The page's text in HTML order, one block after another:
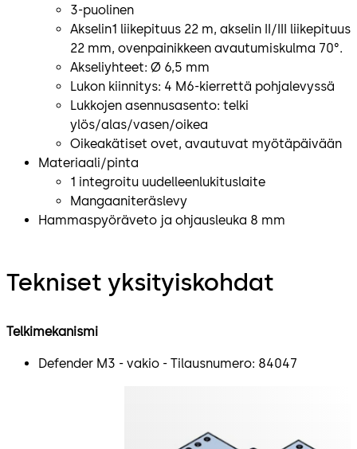
3-puolinen
Akselin1 liikepituus 22 m, akselin II/III liikepituus
22 mm, ovenpainikkeen avautumiskulma 70°.
Akseliyhteet: Ø 6,5 mm
Lukon kiinnitys: 4 M6-kierrettä pohjalevyssä
Lukkojen asennusasento: telki
ylös/alas/vasen/oikea
Oikeakätiset ovet, avautuvat myötäpäivään
Materiaali/pinta
1 integroitu uudelleenlukituslaite
Mangaaniteräslevy
Hammaspyöräveto ja ohjausleuka 8 mm
Tekniset yksityiskohdat
Telkimekanismi
Defender M3 - vakio - Tilausnumero: 84047